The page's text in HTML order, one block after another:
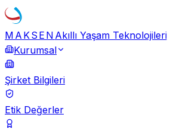
MAKSEN Akıllı Yaşam Teknolojileri
Kurumsal
Şirket Bilgileri
Etik Değerler